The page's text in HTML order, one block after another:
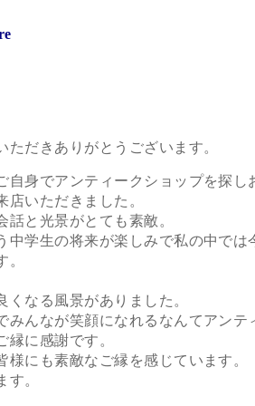
だきありがとうございます。
自身でアンティークショップを探し
いただきました。
と光景がとても素敵。
中学生の将来が楽しみで私の中では
。
くなる風景がありました。
みんなが笑顔になれるなんてアンテ
縁に感謝です。
にも素敵なご縁を感じています。
す。